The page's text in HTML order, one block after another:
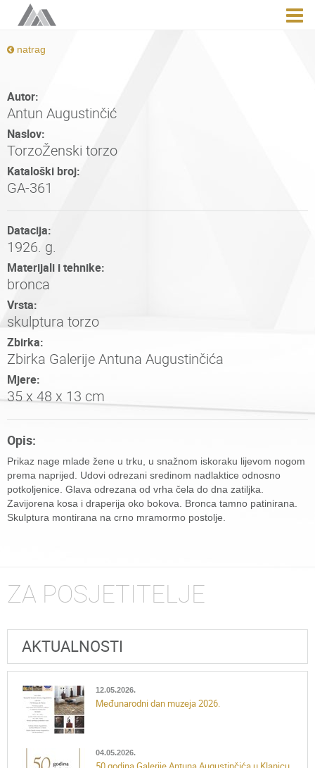
natrag
Autor:
Antun Augustinčić
Naslov:
TorzoŽenski torzo
Kataloški broj:
GA-361
Datacija:
1926. g.
Materijali i tehnike:
bronca
Vrsta:
skulptura torzo
Zbirka:
Zbirka Galerije Antuna Augustinčića
Mjere:
35 x 48 x 13 cm
Opis:
Prikaz nage mlade žene u trku, u snažnom iskoraku lijevom nogom
prema naprijed. Udovi odrezani sredinom nadlaktice odnosno
potkoljenice. Glava odrezana od vrha čela do dna zatiljka.
Zavijorena kosa i draperija oko bokova. Bronca tamno patinirana.
Skulptura montirana na crno mramormo postolje.
ZA POSJETITELJE
AKTUALNOSTI
12.05.2026.
Međunarodni dan muzeja 2026.
04.05.2026.